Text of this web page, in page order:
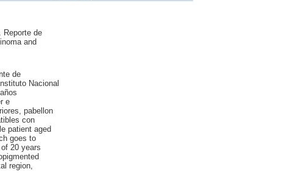
Reporte de
and
de
Nacional
e
pabellon
con
patient aged
goes to
20 years
region,